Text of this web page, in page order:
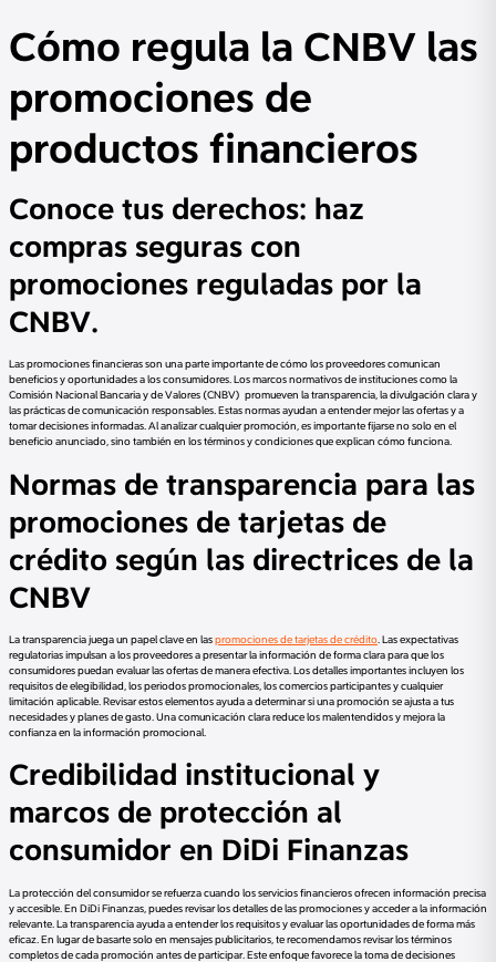
Cómo regula la CNBV las
promociones de
productos financieros
Conoce tus derechos: haz
compras seguras con
promociones reguladas por la
CNBV.
Las promociones financieras son una parte importante de cómo los proveedores comunican
beneficios y oportunidades a los consumidores. Los marcos normativos de instituciones como la
Comisión Nacional Bancaria y de Valores (CNBV) promueven la transparencia, la divulgación clara y
las prácticas de comunicación responsables. Estas normas ayudan a entender mejor las ofertas y a
tomar decisiones informadas. Al analizar cualquier promoción, es importante fijarse no solo en el
beneficio anunciado, sino también en los términos y condiciones que explican cómo funciona.
Normas de transparencia para las
promociones de tarjetas de
crédito según las directrices de la
CNBV
La transparencia juega un papel clave en laspromociones de tarjetas de crédito . Las expectativas
regulatorias impulsan a los proveedores a presentar la información de forma clara para que los
consumidores puedan evaluar las ofertas de manera efectiva. Los detalles importantes incluyen los
requisitos de elegibilidad, los periodos promocionales, los comercios participantes y cualquier
limitación aplicable. Revisar estos elementos ayuda a determinar si una promoción se ajusta a tus
necesidades y planes de gasto. Una comunicación clara reduce los malentendidos y mejora la
confianza en la información promocional.
Credibilidad institucional y
marcos de protección al
consumidor en DiDi Finanzas
La protección del consumidor se refuerza cuando los servicios financieros ofrecen información precisa
y accesible. En DiDi Finanzas, puedes revisar los detalles de las promociones y acceder a la información
relevante. La transparencia ayuda a entender los requisitos y evaluar las oportunidades de forma más
eficaz. En lugar de basarte solo en mensajes publicitarios, te recomendamos revisar los términos
completos de cada promoción antes de participar. Este enfoque favorece la toma de decisiones